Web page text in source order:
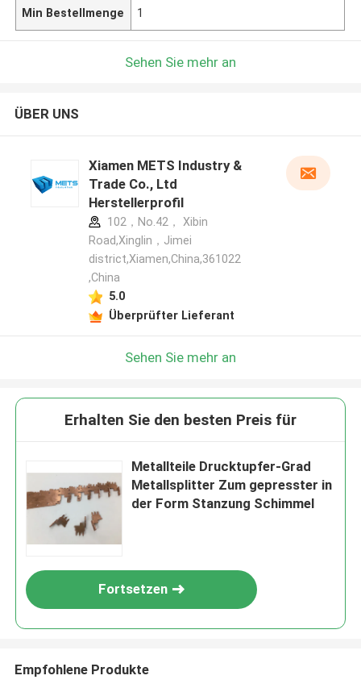
Min Bestellmenge 1
Sehen Sie mehr an
ÜBER UNS
Xiamen METS Industry &
Trade Co., Ltd
Herstellerprofil
102，No.42， Xibin
Road,Xinglin，Jimei
district,Xiamen,China,361022
,China
5.0
Überprüfter Lieferant
Sehen Sie mehr an
Erhalten Sie den besten Preis für
Metallteile Drucktupfer-Grad
Metallsplitter Zum gepresster in
der Form Stanzung Schimmel
Fortsetzen
Empfohlene Produkte